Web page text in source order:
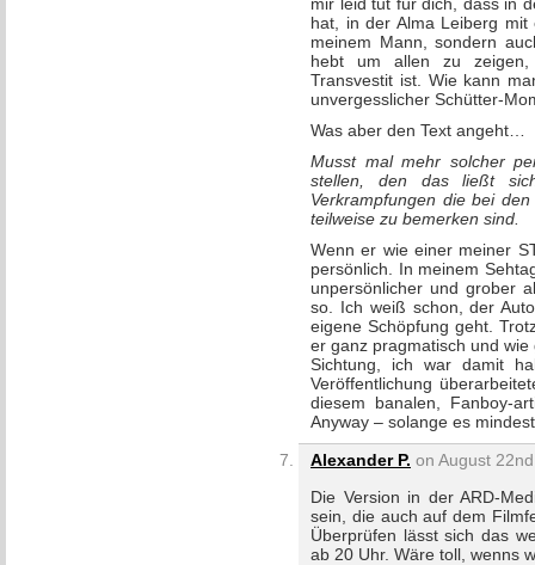
hat, in der Alma Leiberg mit
meinem Mann, sondern
hebt um allen zu
Transvestit ist. Wie kann
unvergesslicher Schütter-
Was aber den Text angeht…
Musst mal mehr solcher
stellen, den das ließt
Verkrampfungen die bei den
teilweise zu bemerken sind.
Wenn er wie einer meiner
persönlich. In meinem
unpersönlicher und grober
so. Ich weiß schon, der
eigene Schöpfung geht.
er ganz pragmatisch und
Sichtung, ich war damit
Veröffentlichung
diesem banalen, Fanboy-
Anyway – solange es
Alexander P. on August
Die Version in der ARD-
sein, die auch auf dem
Überprüfen lässt sich das
ab 20 Uhr. Wäre toll, wenns